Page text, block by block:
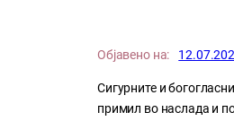
Објавено на:
Сигурните и
примил во наслада и